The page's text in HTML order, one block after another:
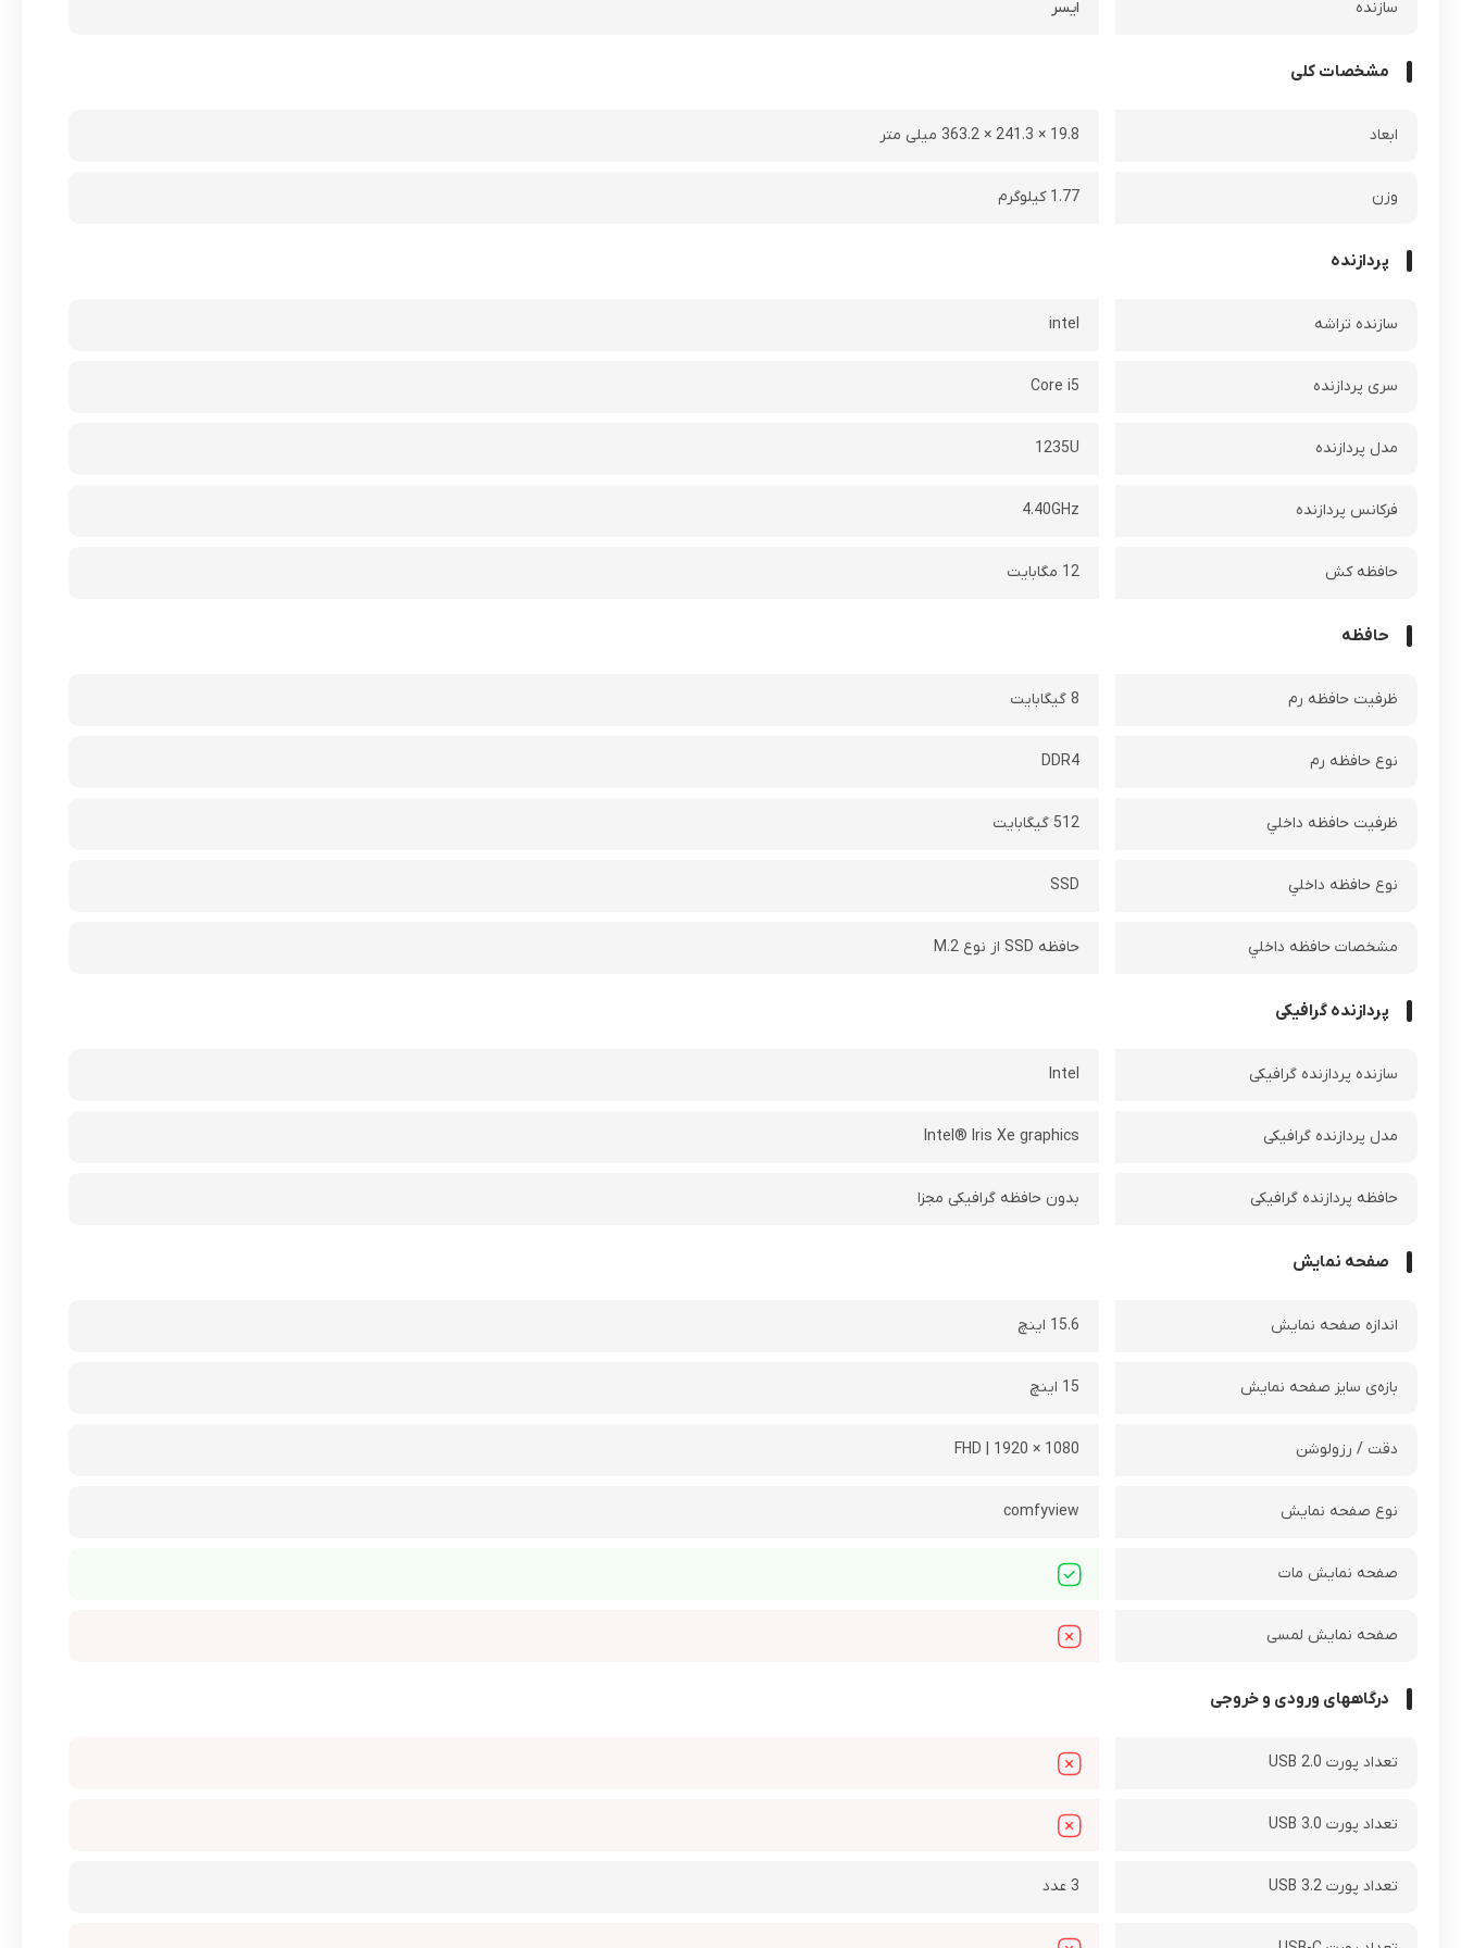
سازنده ایسر
مشخصات کلی
ابعاد 19.8 × 241.3 × 363.2 میلی‌ متر
وزن 1.77 کیلوگرم
پردازنده
سازنده تراشه intel
سری پردازنده Core i5
مدل پردازنده 1235U
فرکانس پردازنده‌ 4.40GHz
حافظه کش 12 مگابایت
حافظه
ظرفيت حافظه رم 8 گيگابايت
نوع حافظه رم DDR4
ظرفيت حافظه داخلي 512 گیگابایت
نوع حافظه داخلي SSD
مشخصات حافظه داخلي حافظه SSD‌ از نوع M.2
پردازنده گرافیکی
سازنده پردازنده گرافیکی Intel
مدل پردازنده گرافیکی Intel® Iris Xe graphics
حافظه پردازنده گرافیکی بدون حافظه گرافیکی مجزا
صفحه نمایش
اندازه صفحه نمایش 15.6 اینچ
بازه‌ی سایز صفحه نمایش 15 اینچ
دقت / رزولوشن 1080 × 1920 | FHD
نوع صفحه نمایش comfyview
صفحه نمایش مات
صفحه نمایش لمسی
درگاههای ورودی و خروجی
تعداد پورت USB 2.0
تعداد پورت USB 3.0
تعداد پورت USB 3.2 3 عدد